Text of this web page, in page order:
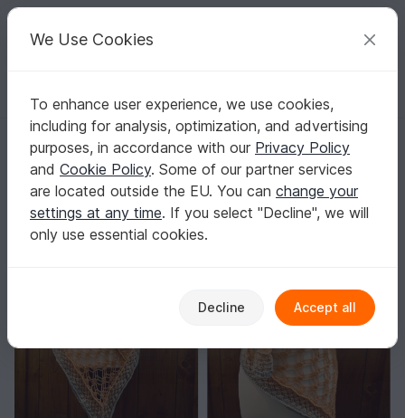
Your creative ideas
English | US $ (USD) Log in Register for free
Homepage Crochet Shawls Triangle shawls
Cloth "Frühlingserwachen"
Cloth "Frühlingserwachen"
We Use Cookies
To enhance user experience, we use cookies,
including for analysis, optimization, and advertising
purposes, in accordance with our Privacy Policy
and Cookie Policy. Some of our partner services
are located outside the EU. You can change your
settings at any time. If you select "Decline", we will
only use essential cookies.
Decline Accept all